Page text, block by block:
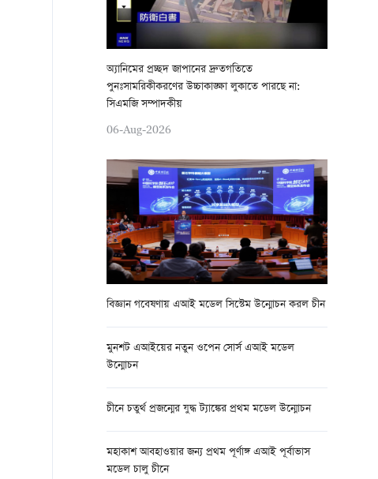
অ্যানিমের প্রচ্ছদ জাপানের দ্রুতগতিতে
পুনঃসামরিকীকরণের উচ্চাকাঙ্ক্ষা লুকাতে পারছে না:
সিএমজি সম্পাদকীয়
06-Aug-2026
বিজ্ঞান গবেষণায় এআই মডেল সিস্টেম উন্মোচন করল চীন
মুনশট এআইয়ের নতুন ওপেন সোর্স এআই মডেল
উন্মোচন
চীনে চতুর্থ প্রজন্মের যুদ্ধ ট্যাঙ্কের প্রথম মডেল উন্মোচন
মহাকাশ আবহাওয়ার জন্য প্রথম পূর্ণাঙ্গ এআই পূর্বাভাস
মডেল চালু চীনে